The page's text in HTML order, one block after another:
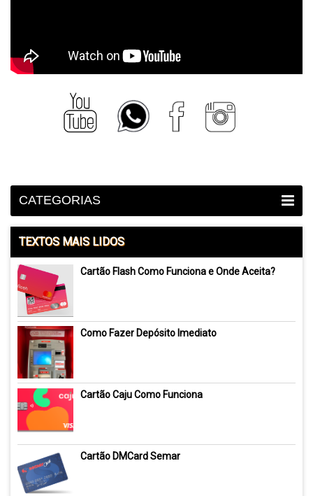
CATEGORIAS
TEXTOS MAIS LIDOS
Cartão Flash Como Funciona e Onde Aceita?
Como Fazer Depósito Imediato
Cartão Caju Como Funciona
Cartão DMCard Semar